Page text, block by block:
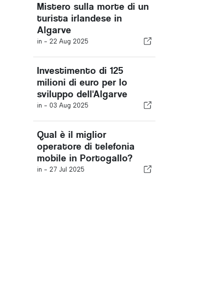
Mistero sulla morte di un
turista irlandese in
Algarve
in - 22 Aug 2025
Investimento di 125
milioni di euro per lo
sviluppo dell'Algarve
in - 03 Aug 2025
Qual è il miglior
operatore di telefonia
mobile in Portogallo?
in - 27 Jul 2025